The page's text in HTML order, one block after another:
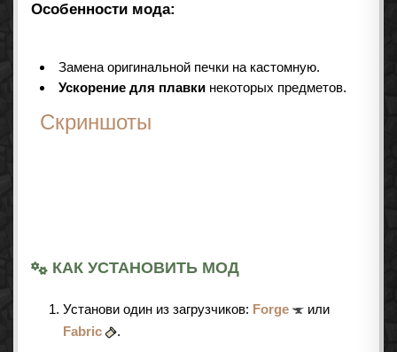
Особенности мода:
Замена оригинальной печки на кастомную.
Ускорение для плавки некоторых предметов.
Скриншоты
КАК УСТАНОВИТЬ МОД
Установи один из загрузчиков: Forge
или
Fabric
.